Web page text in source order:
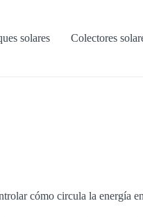
solares Colectores
cómo circula la energía